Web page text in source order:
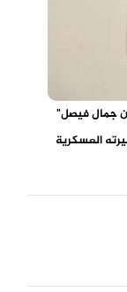
جمال فيصل"
العسكرية